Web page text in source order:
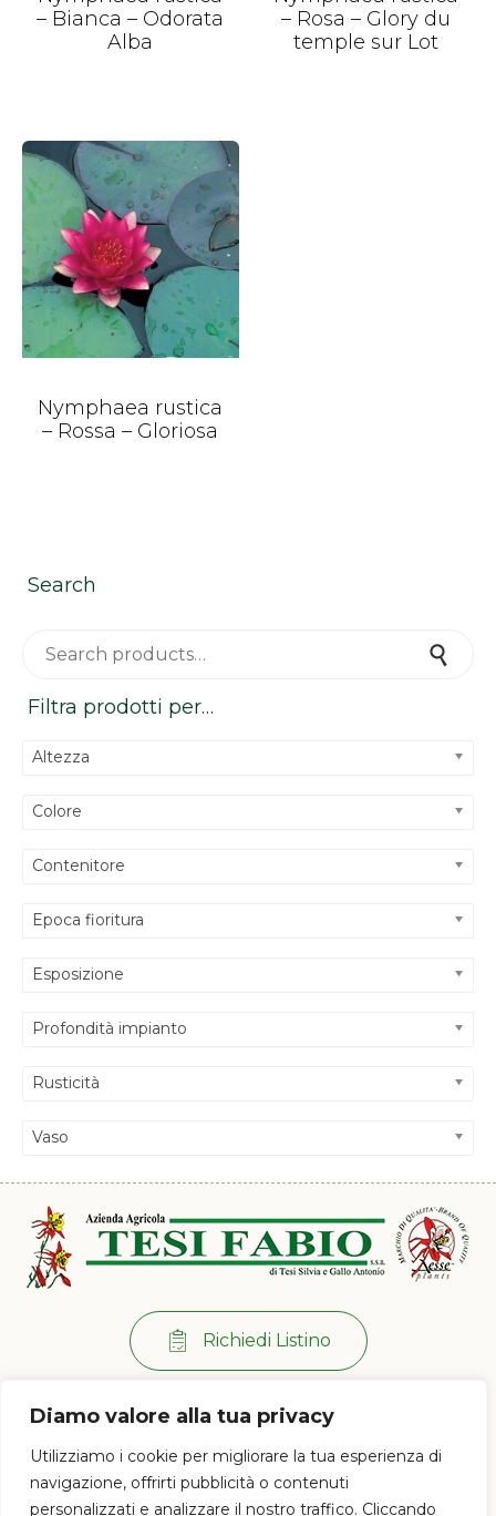
Diamo valore alla tua privacy
Utilizziamo i cookie per migliorare la tua esperienza di
navigazione, offrirti pubblicità o contenuti
personalizzati e analizzare il nostro traffico. Cliccando
– Bianca – Odorata
Alba
– Rosa – Glory du
temple sur Lot
Nymphaea rustica
– Rossa – Gloriosa
Search
Filtra prodotti per…
Altezza
Colore
Contenitore
Epoca fioritura
Esposizione
Profondità impianto
Rusticità
Vaso
Richiedi Listino
Per info:
+39 0573 38 20 77
Via di Ramini, 129/D - 51030 Pistoia (PT)
Lun - Ven: 8:00 / 12:00 - 13:30 / 17:00